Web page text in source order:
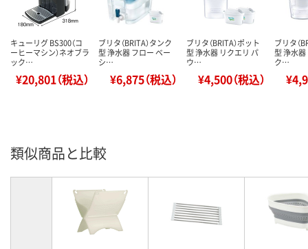
キューリグ BS300（コ
ーヒーマシン）ネオブラ
ック…
¥20,801（税込）
ブリタ（BRITA）タンク
型 浄水器 フロー ベー
シ…
¥6,875（税込）
ブリタ（BRITA）ポット
型 浄水器 リクエリ パ
ウ…
¥4,500（税込）
ブリタ（
型 浄水
ク…
類似商品と比較